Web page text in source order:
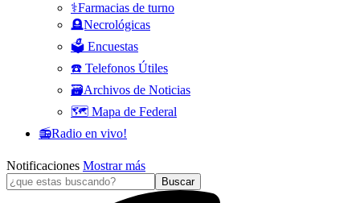
⚕️Farmacias de turno
🪦Necrológicas
🗳️ Encuestas
☎️ Telefonos Útiles
🗃️Archivos de Noticias
🗺️ Mapa de Federal
📻Radio en vivo!
Notificaciones Mostrar más